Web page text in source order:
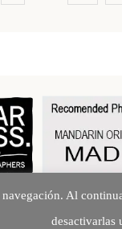
Al
desactivarlas